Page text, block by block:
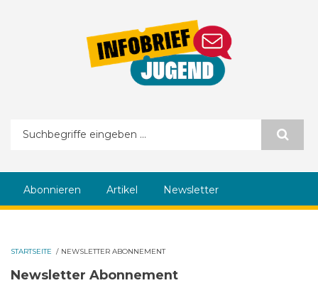
Suchformular
Abonnieren Artikel Newsletter
STARTSEITE / NEWSLETTER ABONNEMENT
Newsletter Abonnement